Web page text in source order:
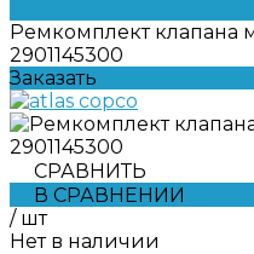
Ремкомплект клапана
2901145300
Заказать
СРАВНИТЬ
В СРАВНЕНИИ
/ шт
Нет в наличии